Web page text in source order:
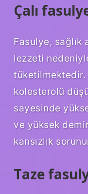
Çalı
Fasulye, sağlık
lezzeti
tüketilmektedir.
kolesterolü
sayesinde
ve yüksek
kansızlık
Taze